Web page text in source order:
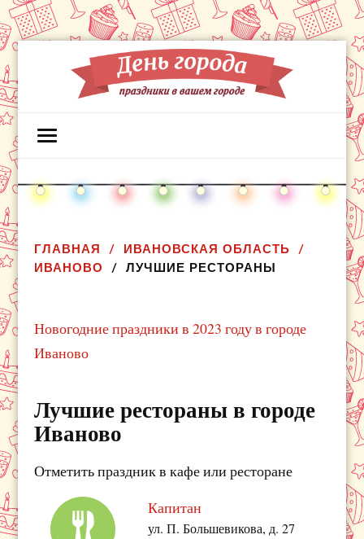
ГЛАВНАЯ
ИВАНОВСКАЯ ОБЛАСТЬ
ИВАНОВО
ЛУЧШИЕ РЕСТОРАНЫ
Новогодние праздники в 2023 году в городе
Иваново
Лучшие рестораны в городе
Иваново
Отметить праздник в кафе или ресторане
Капитан
ул. П. Большевикова, д. 27